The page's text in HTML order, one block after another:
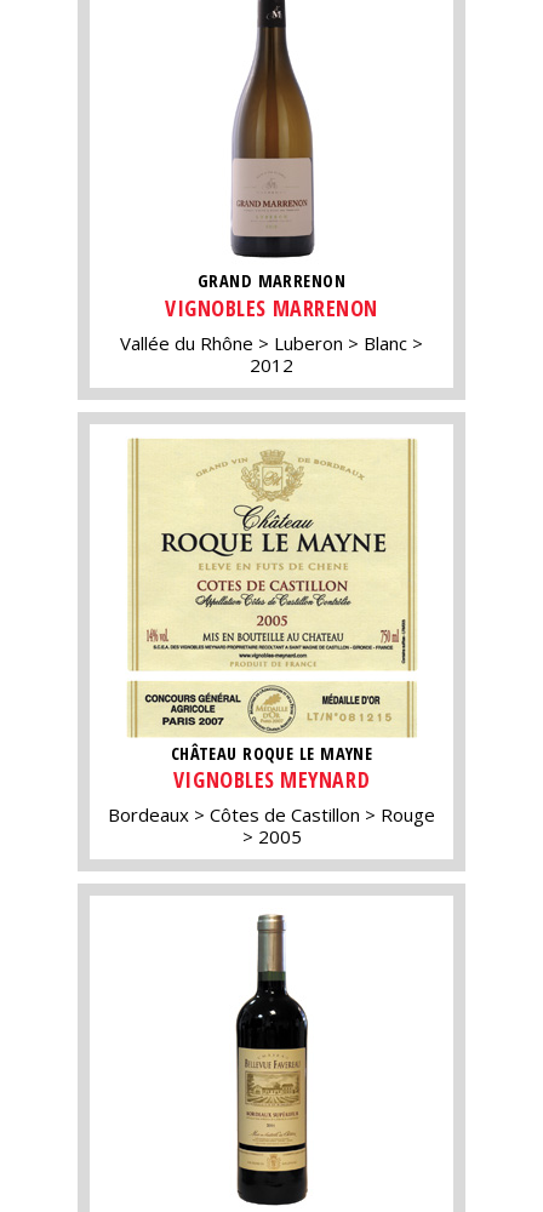
GRAND MARRENON
VIGNOBLES MARRENON
Vallée du Rhône Luberon
Blanc
2012
CHÂTEAU ROQUE LE MAYNE
VIGNOBLES MEYNARD
Bordeaux Côtes de Castillon
Rouge
2005